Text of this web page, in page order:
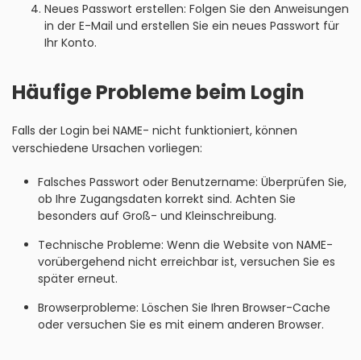
Neues Passwort erstellen: Folgen Sie den Anweisungen
in der E-Mail und erstellen Sie ein neues Passwort für
Ihr Konto.
Häufige Probleme beim Login
Falls der Login bei NAME- nicht funktioniert, können
verschiedene Ursachen vorliegen:
Falsches Passwort oder Benutzername: Überprüfen Sie,
ob Ihre Zugangsdaten korrekt sind. Achten Sie
besonders auf Groß- und Kleinschreibung.
Technische Probleme: Wenn die Website von NAME-
vorübergehend nicht erreichbar ist, versuchen Sie es
später erneut.
Browserprobleme: Löschen Sie Ihren Browser-Cache
oder versuchen Sie es mit einem anderen Browser.